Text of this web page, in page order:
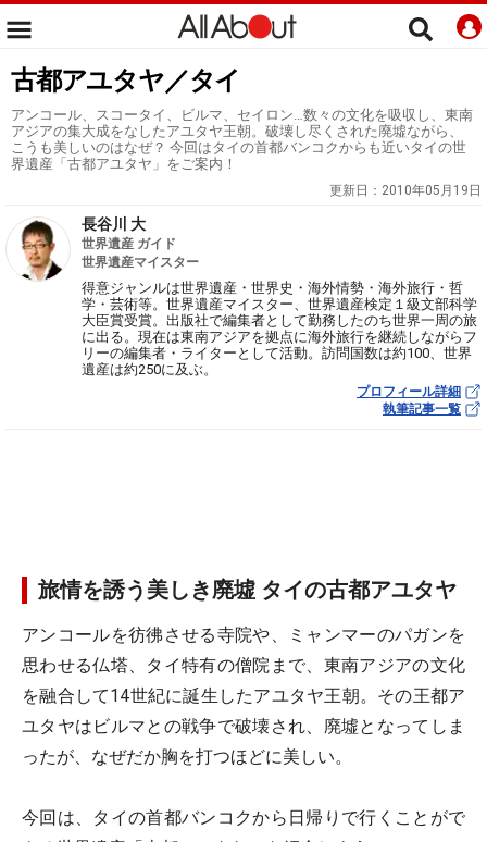
古都アユタヤ／タイ
アンコール、スコータイ、ビルマ、セイロン…数々の文化を吸収し、東南
アジアの集大成をなしたアユタヤ王朝。破壊し尽くされた廃墟ながら、
こうも美しいのはなぜ？ 今回はタイの首都バンコクからも近いタイの世
界遺産「古都アユタヤ」をご案内！
更新日： 2010年05月19日
長谷川 大
世界遺産 ガイド
世界遺産マイスター
得意ジャンルは世界遺産・世界史・海外情勢・海外旅行・哲
学・芸術等。世界遺産マイスター、世界遺産検定１級文部科学
大臣賞受賞。出版社で編集者として勤務したのち世界一周の旅
に出る。現在は東南アジアを拠点に海外旅行を継続しながらフ
リーの編集者・ライターとして活動。訪問国数は約100、世界
遺産は約250に及ぶ。
プロフィール詳細
執筆記事一覧
旅情を誘う美しき廃墟 タイの古都アユタヤ
アンコールを彷彿させる寺院や、ミャンマーのパガンを
思わせる仏塔、タイ特有の僧院まで、東南アジアの文化
を融合して14世紀に誕生したアユタヤ王朝。その王都ア
ユタヤはビルマとの戦争で破壊され、廃墟となってしま
ったが、なぜだか胸を打つほどに美しい。
今回は、タイの首都バンコクから日帰りで行くことがで